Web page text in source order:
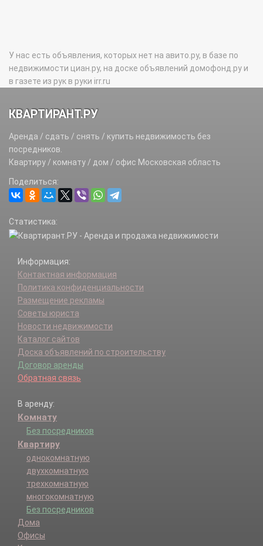
У нас есть объявления, которых нет на авито.ру, в базе по
недвижимости циан.ру, на доске объявлений домофонд.ру и
в газете из рук в руки irr.ru
КВАРТИРАНТ.РУ
Аренда / сдать / снять / купить недвижимость без
посредников.
Квартиру / комнату / дом / офис Московская область
Поделиться:
Статистика:
Информация:
Контактная информация
Политика конфиденциальности
Размещение рекламы
Советы юриста
Новости недвижимости
Каталог сайтов
Доска объявлений по строительству
Договор аренды
Обратная связь
В аренду:
Комнату
Без посредников
Квартиру
однокомнатную
двухкомнатную
трехкомнатную
многокомнатную
Без посредников
Дома
Офисы